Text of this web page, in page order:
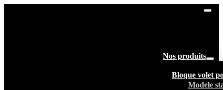
Nos produits
Bloque volet
Modele